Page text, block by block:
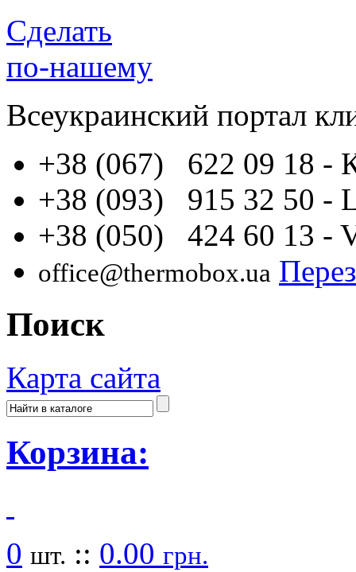
Сделать
по-нашему
Всеукраинский портал
+38 (067) 622 09 18 -
+38 (093) 915 32 50 -
+38 (050) 424 60 13 -
office@thermobox.ua
Поиск
Карта сайта
Корзина:
0 шт. :: 0.00 грн.